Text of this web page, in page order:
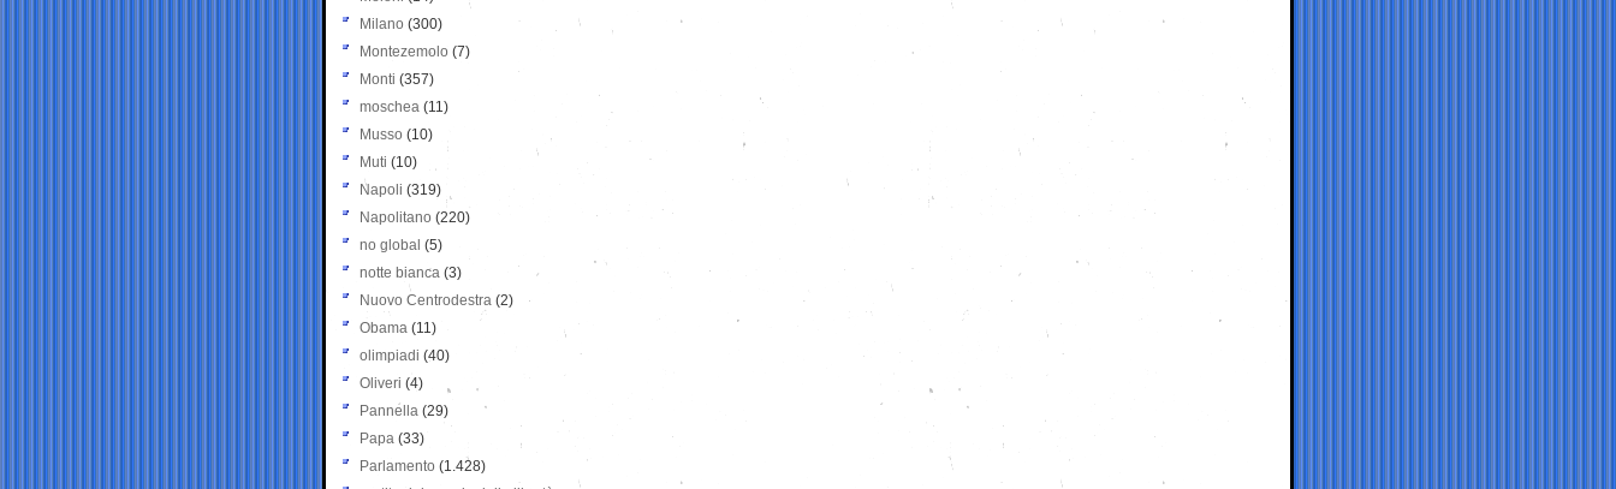
Milano (300)
Montezemolo (7)
Monti (357)
moschea (11)
Musso (10)
Muti (10)
Napoli (319)
Napolitano (220)
no global (5)
notte bianca (3)
Nuovo Centrodestra (2)
Obama (11)
olimpiadi (40)
Oliveri (4)
Pannella (29)
Papa (33)
Parlamento (1.428)